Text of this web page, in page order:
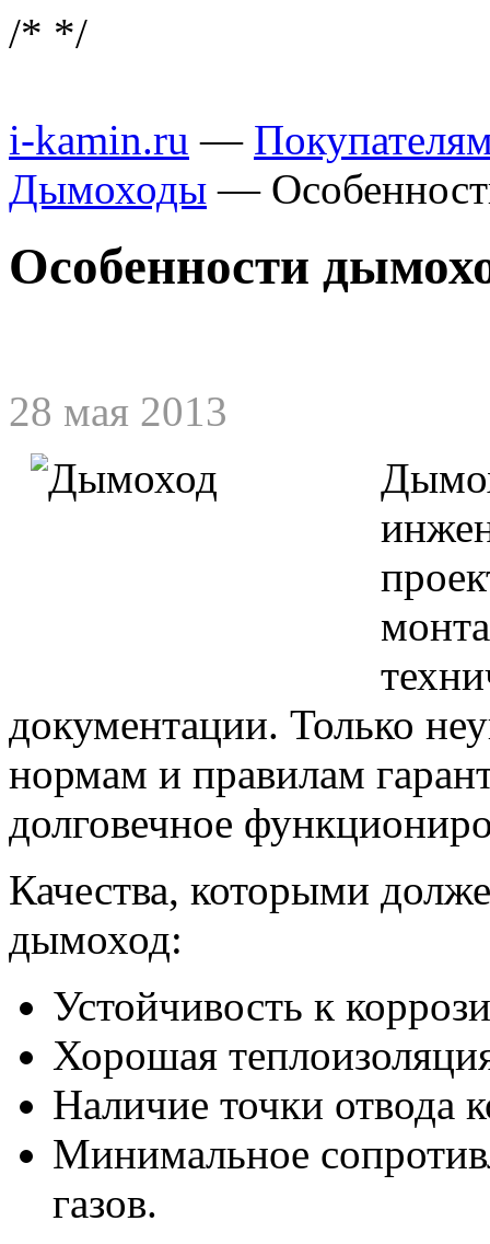
/* */
i-kamin.ru —
Дымоходы —
Особенности
28 мая 2013
документации. Только
нормам и правилам
долговечное
Качества, которыми
дымоход:
Устойчивость к
Хорошая
Наличие точки отвода
Минимальное
газов.